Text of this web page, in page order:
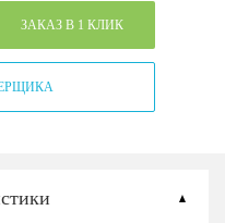
ЗАКАЗ В 1 КЛИК